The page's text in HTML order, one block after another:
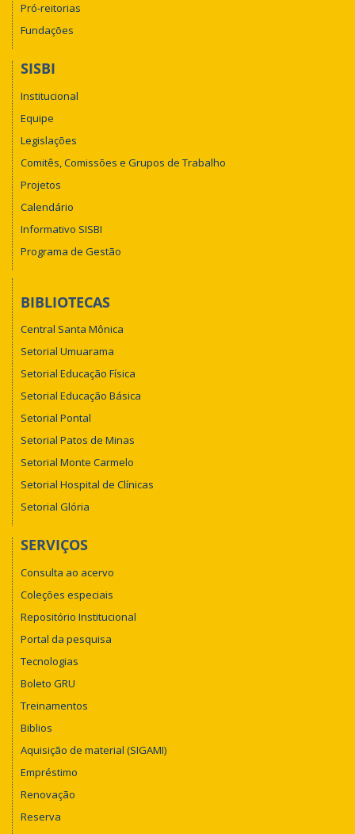
Pró-reitorias
Fundações
SISBI
Institucional
Equipe
Legislações
Comitês, Comissões e Grupos de Trabalho
Projetos
Calendário
Informativo SISBI
Programa de Gestão
BIBLIOTECAS
Central Santa Mônica
Setorial Umuarama
Setorial Educação Física
Setorial Educação Básica
Setorial Pontal
Setorial Patos de Minas
Setorial Monte Carmelo
Setorial Hospital de Clínicas
Setorial Glória
SERVIÇOS
Consulta ao acervo
Coleções especiais
Repositório Institucional
Portal da pesquisa
Tecnologias
Boleto GRU
Treinamentos
Biblios
Aquisição de material (SIGAMI)
Empréstimo
Renovação
Reserva